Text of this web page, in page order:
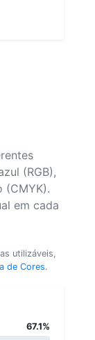
(RGB),
(CMYK).
em cada
utilizáveis,
de Cores.
67.1%